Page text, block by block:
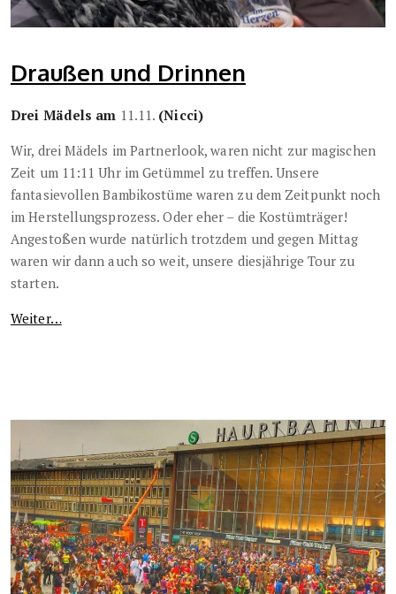
Draußen und Drinnen
Drei Mädels am 11.11. (Nicci)
Wir, drei Mädels im Partnerlook, waren nicht zur magischen
Zeit um 11:11 Uhr im Getümmel zu treffen. Unsere
fantasievollen Bambikostüme waren zu dem Zeitpunkt noch
im Herstellungsprozess. Oder eher – die Kostümträger!
Angestoßen wurde natürlich trotzdem und gegen Mittag
waren wir dann auch so weit, unsere diesjährige Tour zu
starten.
Weiter…